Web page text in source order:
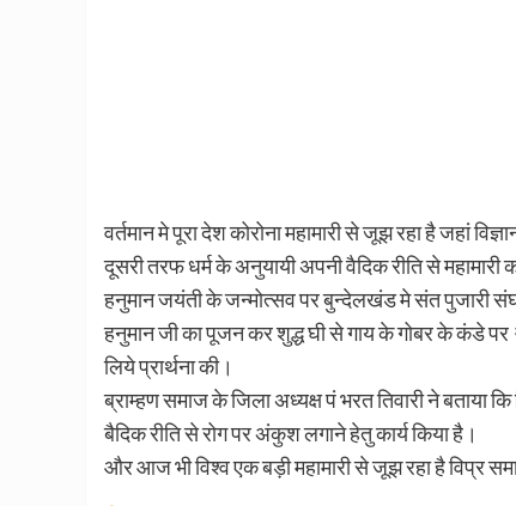
वर्तमान मे पूरा देश कोरोना महामारी से जूझ रहा है जहां
दूसरी तरफ धर्म के अनुयायी अपनी वैदिक रीति से
हनुमान जयंती के जन्मोत्सव पर बुन्देलखंड मे संत पुजारी
हनुमान जी का पूजन कर शुद्ध घी से गाय के गोबर के कंडे पर
लिये प्रार्थना की।
ब्राम्हण समाज के जिला अध्यक्ष पं भरत तिवारी ने बताया
बैदिक रीति से रोग पर अंकुश लगाने हेतु कार्य किया है।
और आज भी विश्व एक बड़ी महामारी से जूझ रहा है विप्र